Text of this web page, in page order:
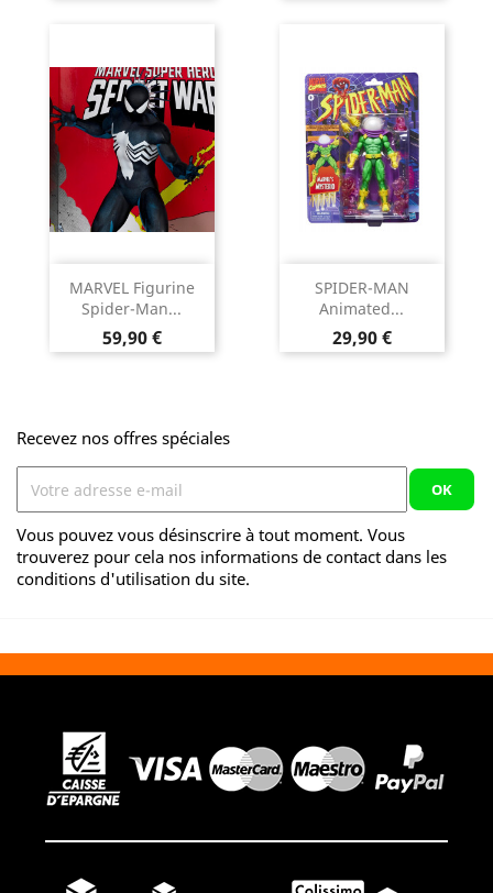
MARVEL Figurine
Spider-Man...
Prix
59,90 €
SPIDER-MAN
Animated...
Prix
29,90 €
Recevez nos offres spéciales
Vous pouvez vous désinscrire à tout moment. Vous
trouverez pour cela nos informations de contact dans les
conditions d'utilisation du site.